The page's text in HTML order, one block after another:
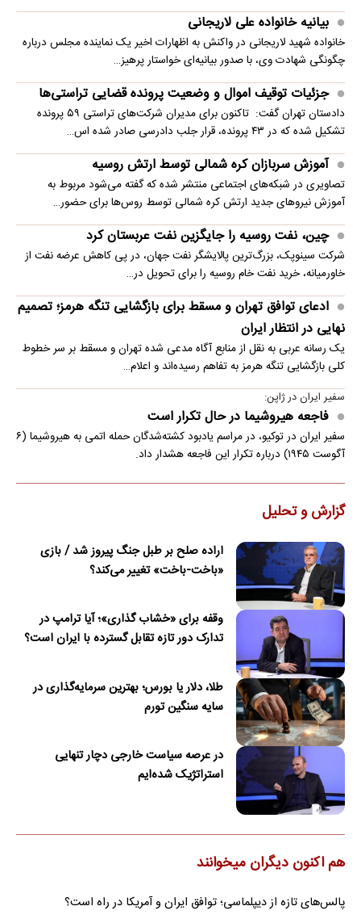
بیانیه خانواده علی لاریجانی
خانواده شهید لاریجانی در واکنش به اظهارات اخیر یک نماینده مجلس درباره
چگونگی شهادت وی، با صدور بیانیه‌ای خواستار پرهیز…
جزئیات توقیف اموال و وضعیت پرونده قضایی تراستی‌ها
دادستان تهران گفت: تاکنون برای مدیران شرکت‌های تراستی ۵۹ پرونده
تشکیل شده که در ۴۳ پرونده، قرار جلب دادرسی صادر شده اس…
آموزش سربازان کره شمالی توسط ارتش روسیه
تصاویری در شبکه‌های اجتماعی منتشر شده که گفته می‌شود مربوط به
آموزش نیروهای جدید ارتش کره شمالی توسط روس‌ها برای حضور…
چین، نفت روسیه را جایگزین نفت عربستان کرد
شرکت سینوپک، بزرگ‌ترین پالایشگر نفت جهان، در پی کاهش عرضه نفت از
خاورمیانه، خرید نفت خام روسیه را برای تحویل در…
ادعای توافق تهران و مسقط برای بازگشایی تنگه هرمز؛ تصمیم
نهایی در انتظار ایران
یک رسانه عربی به نقل از منابع آگاه مدعی شده تهران و مسقط بر سر خطوط
کلی بازگشایی تنگه هرمز به تفاهم رسیده‌اند و اعلام…
سفیر ایران در ژاپن:
فاجعه هیروشیما در حال تکرار است
سفیر ایران در توکیو، در مراسم یادبود کشته‌شدگان حمله اتمی به هیروشیما (۶
آگوست ۱۹۴۵) درباره تکرار این فاجعه هشدار داد.
گزارش و تحلیل
اراده صلح بر طبل جنگ پیروز شد / بازی
«باخت-باخت» تغییر می‌کند؟
وقفه برای «خشاب گذاری»؛ آیا ترامپ در
تدارک دور تازه تقابل گسترده با ایران است؟
طلا، دلار یا بورس؛ بهترین سرمایه‌گذاری در
سایه سنگین تورم
در عرصه سیاست خارجی دچار تنهایی
استراتژیک شده‌ایم
هم اکنون دیگران میخوانند
پالس‌های تازه از دیپلماسی؛ توافق ایران و آمریکا در راه است؟